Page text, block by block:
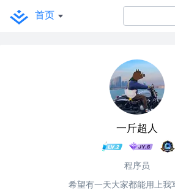
首页
一斤超人
程序员
希望有一天大家都能用上我